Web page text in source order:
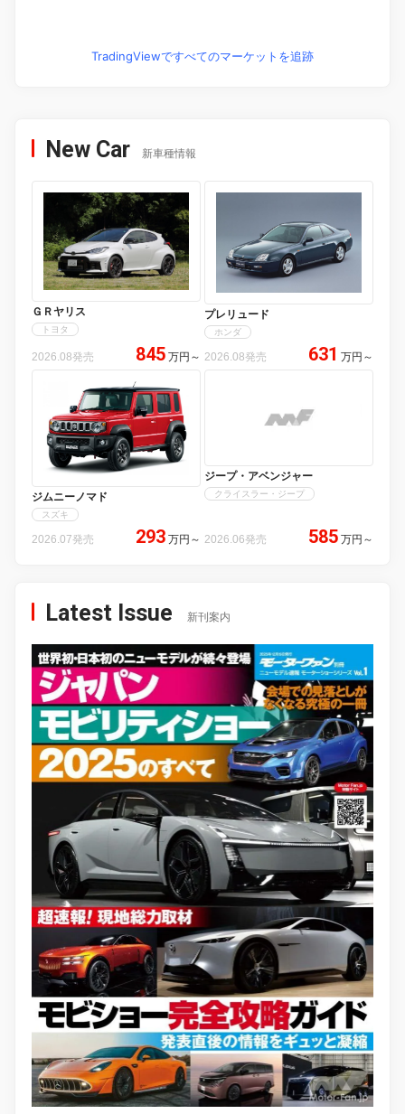
TradingViewですべてのマーケットを追跡
New Car 新車種情報
ＧＲヤリス
トヨタ
2026.08発売 845 万円 ～
プレリュード
ホンダ
2026.08発売 631 万円 ～
ジムニーノマド
スズキ
2026.07発売 293 万円 ～
ジープ・アベンジャー
クライスラー・ジープ
2026.06発売 585 万円 ～
Latest Issue 新刊案内